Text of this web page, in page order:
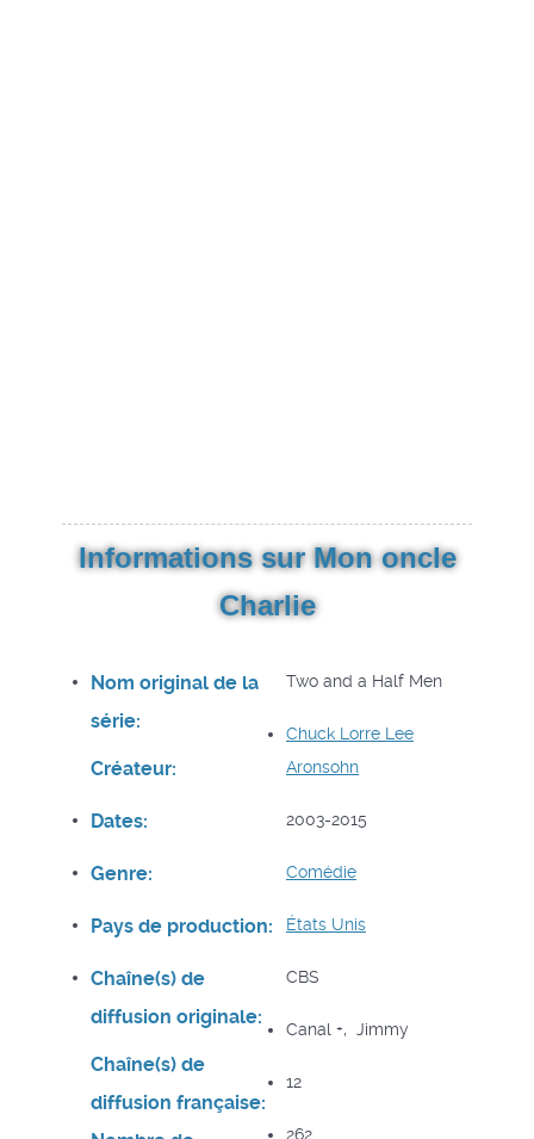
Informations sur Mon oncle
Charlie
Nom original de la
série:
Two and a Half Men
Créateur:
Chuck Lorre Lee
Aronsohn
Dates: 2003-2015
Genre: Comédie
Pays de production: États Unis
Chaîne(s) de
diffusion originale:
CBS
Chaîne(s) de
diffusion française:
Canal +, Jimmy
12
262